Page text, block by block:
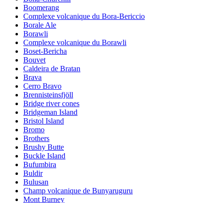
Boomerang
Complexe volcanique du Bora-Bericcio
Borale Ale
Borawli
Complexe volcanique du Borawli
Boset-Bericha
Bouvet
Caldeira de Bratan
Brava
Cerro Bravo
Brennisteinsfjöll
Bridge river cones
Bridgeman Island
Bristol Island
Bromo
Brothers
Brushy Butte
Buckle Island
Bufumbira
Buldir
Bulusan
Champ volcanique de Bunyaruguru
Mont Burney